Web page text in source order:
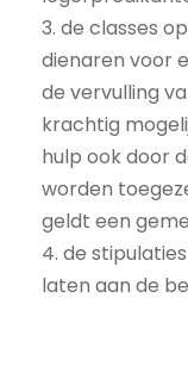
3. de classes
dienaren voor
de vervulling
krachtig
hulp ook door
worden
geldt een
4. de
laten aan de